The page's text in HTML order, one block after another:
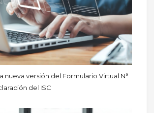
nueva versión del Formulario Virtual N°
del ISC